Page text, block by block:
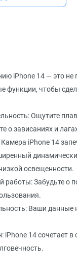
iPhone 14 — это не
функции, чтобы
Ощутите
о зависаниях и
iPhone 14
освещенности.
Забудьте о
Ваши
iPhone 14 сочетает